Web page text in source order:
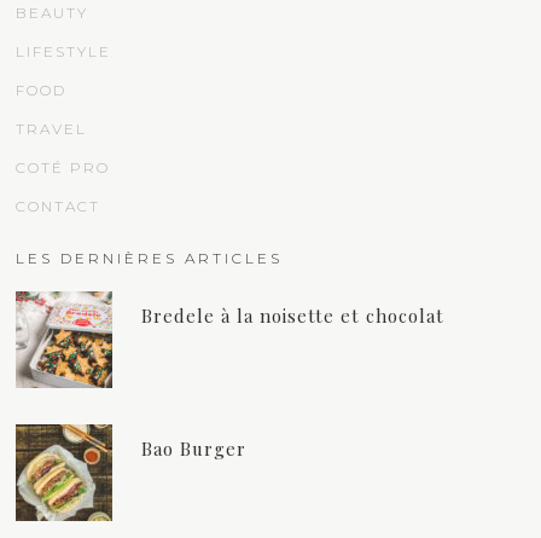
BEAUTY
LIFESTYLE
FOOD
TRAVEL
COTÉ PRO
CONTACT
LES DERNIÈRES ARTICLES
Bredele à la noisette et chocolat
Bao Burger